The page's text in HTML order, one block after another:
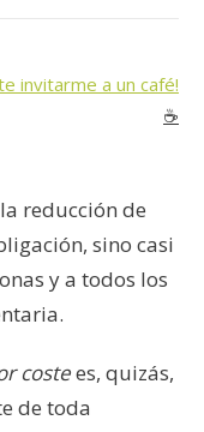
invitarme a un café!
☕️
reducción de
sino casi
y a todos los
costees, quizás,
de toda